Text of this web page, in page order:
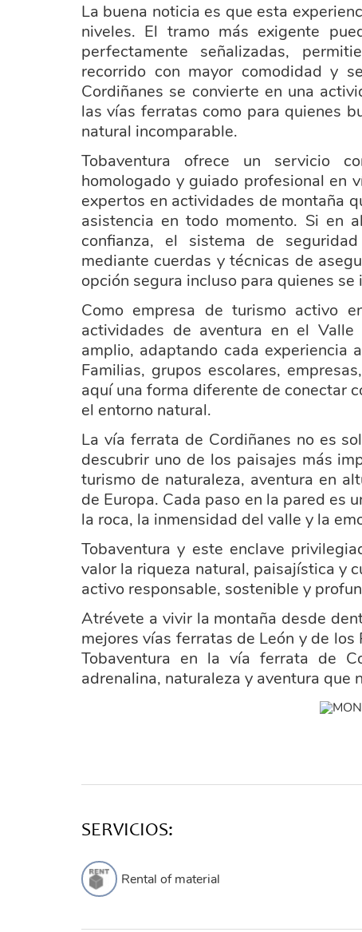
La buena noticia es que esta
niveles. El tramo más exigente
perfectamente señalizadas,
recorrido con mayor comodidad y
Cordiñanes se convierte en una
las vías ferratas como para quienes
natural incomparable.
Tobaventura ofrece un servicio
homologado y guiado profesional en
expertos en actividades de montaña
asistencia en todo momento. Si en
confianza, el sistema de
mediante cuerdas y técnicas de
opción segura incluso para quienes
Como empresa de turismo activo
actividades de aventura en el
amplio, adaptando cada
Familias, grupos escolares,
aquí una forma diferente de conectar
el entorno natural.
La vía ferrata de Cordiñanes no es
descubrir uno de los paisajes más
turismo de naturaleza, aventura en
de Europa. Cada paso en la pared es
la roca, la inmensidad del valle y la
Tobaventura y este enclave
valor la riqueza natural, paisajística y
activo responsable, sostenible y
Atrévete a vivir la montaña desde
mejores vías ferratas de León y de
Tobaventura en la vía ferrata de
adrenalina, naturaleza y aventura que
SERVICIOS:
Rental of material